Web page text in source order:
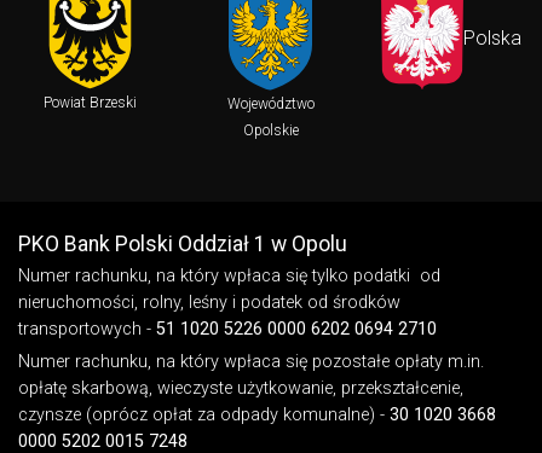
Powiat Brzeski
Województwo
Opolskie
Polska
PKO Bank Polski Oddział 1 w Opolu
Numer rachunku, na który wpłaca się tylko podatki od
nieruchomości, rolny, leśny i podatek od środków
transportowych - 51 1020 5226 0000 6202 0694 2710
Numer rachunku, na który wpłaca się pozostałe opłaty m.in.
opłatę skarbową, wieczyste użytkowanie, przekształcenie,
czynsze (oprócz opłat za odpady komunalne) - 30 1020 3668
0000 5202 0015 7248